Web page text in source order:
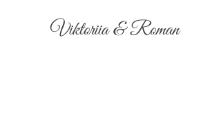
Viktoriia & Roman